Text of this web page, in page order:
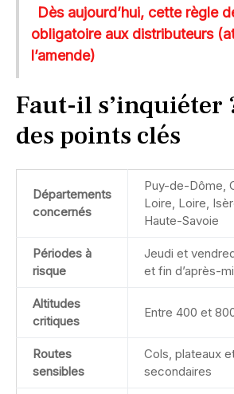
Dès aujourd’hui, cette règle
obligatoire aux distributeurs
l’amende)
Faut-il s’inquiéter
des points clés
Départements
concernés
Puy-de-Dôme,
Loire, Loire,
Haute-Savoie
Périodes à
risque
Jeudi et
et fin d’après-
Altitudes
critiques
Entre 400 et
Routes
sensibles
Cols, plateaux
secondaires